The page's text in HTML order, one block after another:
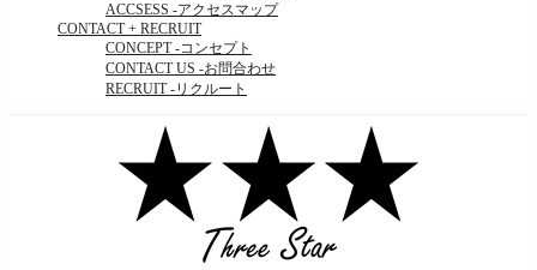
ACCSESS -アクセスマップ
CONTACT + RECRUIT
CONCEPT-コンセプト
CONTACT US -お問合わせ
RECRUIT-リクルート